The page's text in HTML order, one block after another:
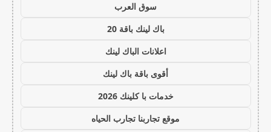
سوق العرب
باك لينك باقة 20
اعلانات الباك لينك
أقوى باقة باك لينك
خدمات با كلينك 2026
موقع تجاربنا تجارب الحياه